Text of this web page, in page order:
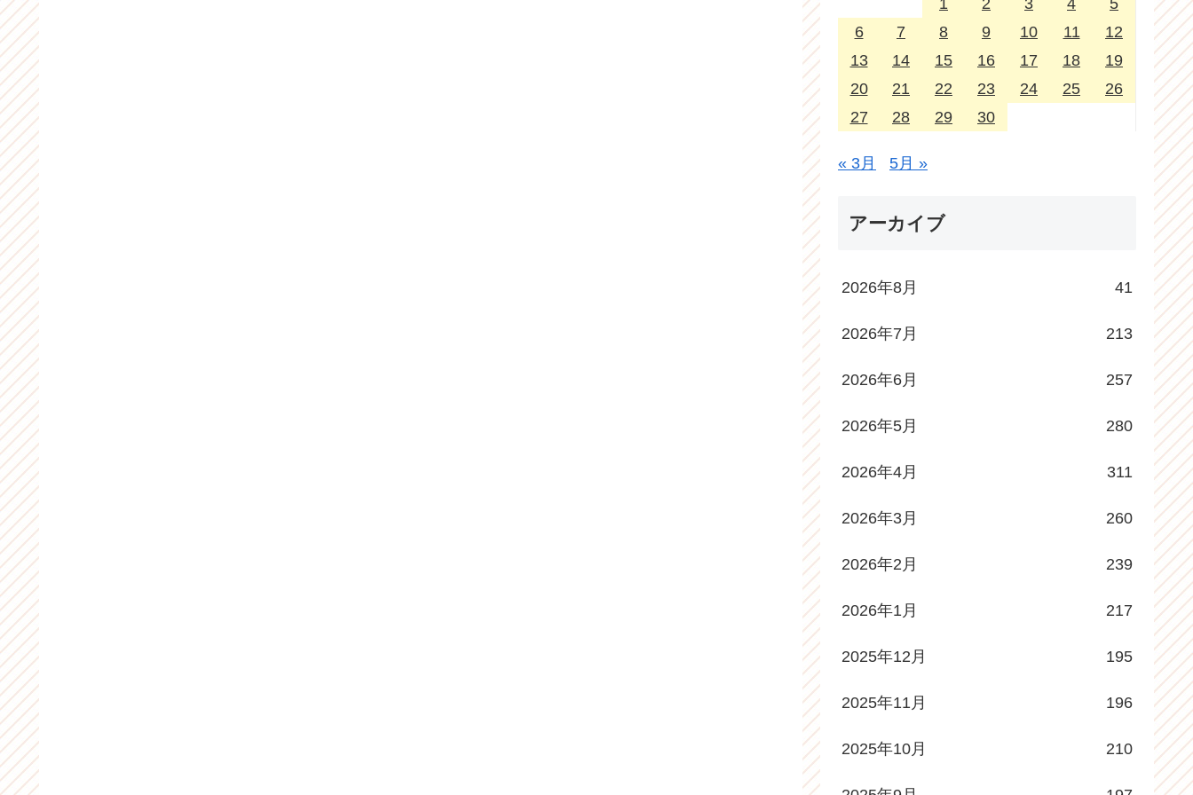
6
7 8 9 10 11
12
13
14 15 16 17 18
19
20
21 22 23 24 25
26
27
28 29 30
« 3月 5月 »
アーカイブ
2026年8月 41
2026年7月 213
2026年6月 257
2026年5月 280
2026年4月 311
2026年3月 260
2026年2月 239
2026年1月 217
2025年12月 195
2025年11月 196
2025年10月 210